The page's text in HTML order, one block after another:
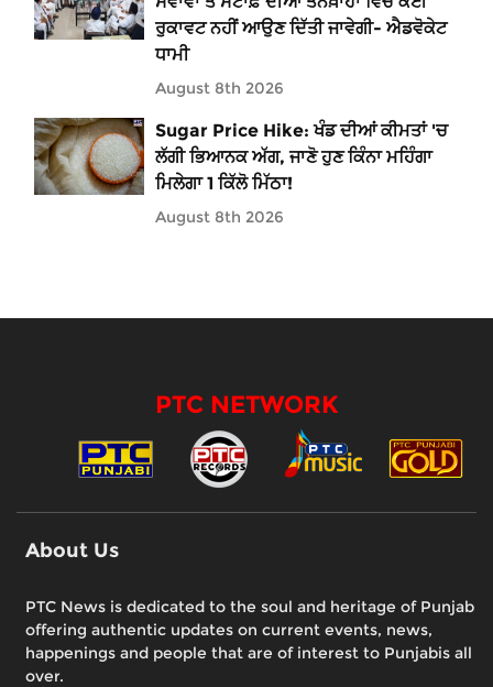
ਰੁਕਾਵਟ ਨਹੀਂ ਆਉਣ ਦਿੱਤੀ ਜਾਵੇਗੀ- ਐਡਵੋਕੇਟ
ਧਾਮੀ
August 8th 2026
Sugar Price Hike: ਖੰਡ ਦੀਆਂ ਕੀਮਤਾਂ 'ਚ
ਲੱਗੀ ਭਿਆਨਕ ਅੱਗ, ਜਾਣੋ ਹੁਣ ਕਿੰਨਾ ਮਹਿੰਗਾ
ਮਿਲੇਗਾ 1 ਕਿੱਲੋ ਮਿੱਠਾ!
August 8th 2026
PTC NETWORK
About Us
PTC News is dedicated to the soul and heritage of Punjab
offering authentic updates on current events, news,
happenings and people that are of interest to Punjabis all
over.